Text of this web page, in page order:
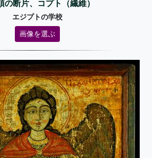
の断片、コプト（繊維）
エジプトの学校
画像を選ぶ